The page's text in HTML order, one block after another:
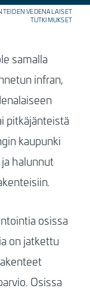
VEDENALAISET
TUTKIMUKSET
samalla
infran,
pitkäjänteistä
kaupunki
halunnut
.
osissa
on jatkettu
Osissa